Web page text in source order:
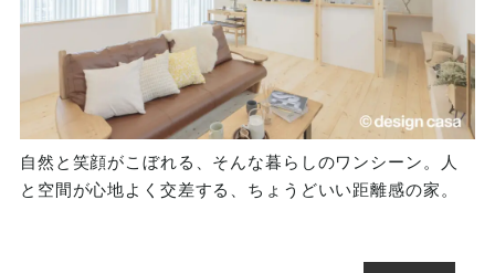
自然と笑顔がこぼれる、そんな暮らしのワンシーン。人
と空間が心地よく交差する、ちょうどいい距離感の家。